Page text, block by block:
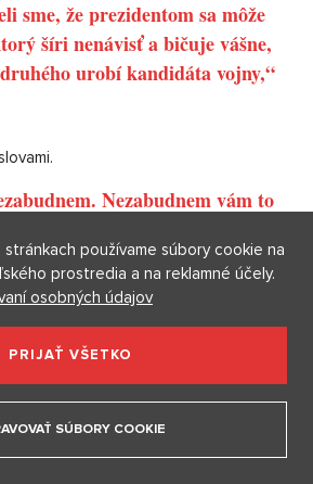
Som úprimne sklamaný a
Dušou som ale športovec, a tak
aby bol „nezávislý prezident, a aby
prezidentom republiky sa môže
vedie netransparentnú
nie je vidieť, odkiaľ prúdia
sme, že prezidentom sa môže
šíri nenávisť a bičuje vášne,
urobí kandidáta vojny,“
používame súbory cookie na
prostredia a na reklamné účely.
osobných údajov
PRIJAŤ VŠETKO
SÚBORY COOKIE